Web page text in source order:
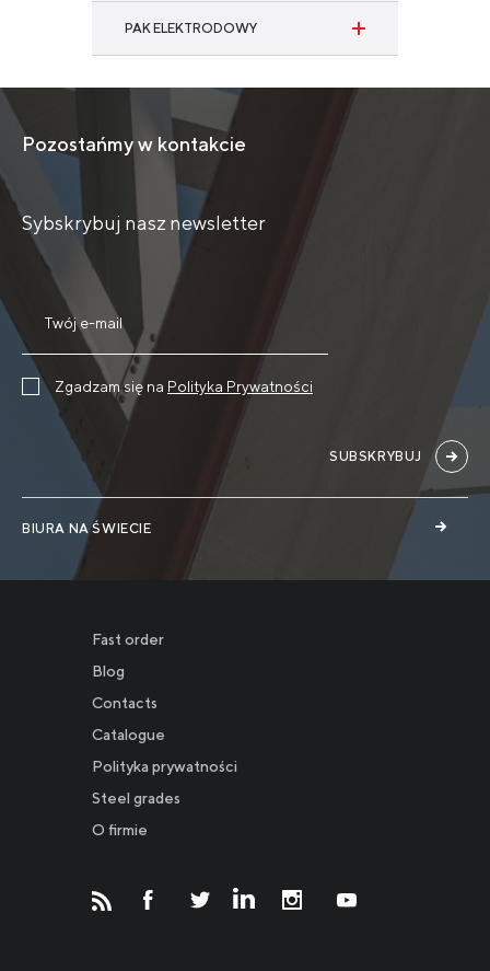
PAK ELEKTRODOWY
Pozostańmy w kontakcie
Sybskrybuj nasz newsletter
BIURA NA ŚWIECIE
Zgadzam się na Polityka Prywatności
SUBSKRYBUJ
Fast order
Blog
Contacts
Catalogue
Polityka prywatności
Steel grades
O firmie
Новости
Инвесторам